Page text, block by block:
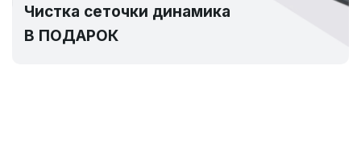
Чистка сеточки динамика
В ПОДАРОК